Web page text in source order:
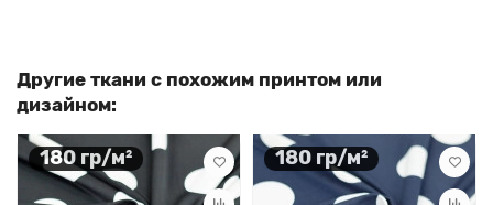
Другие ткани с похожим принтом или
дизайном:
180 гр/м² 180 гр/м²